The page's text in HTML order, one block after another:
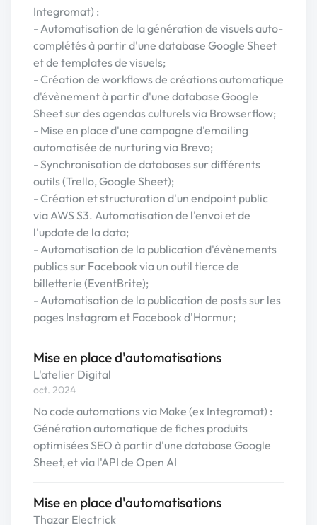
Integromat) :
- Automatisation de la génération de visuels auto-
complétés à partir d'une database Google Sheet
et de templates de visuels;
- Création de workflows de créations automatique
d'évènement à partir d'une database Google
Sheet sur des agendas culturels via Browserflow;
- Mise en place d'une campagne d'emailing
automatisée de nurturing via Brevo;
- Synchronisation de databases sur différents
outils (Trello, Google Sheet);
- Création et structuration d'un endpoint public
via AWS S3. Automatisation de l'envoi et de
l'update de la data;
- Automatisation de la publication d'évènements
publics sur Facebook via un outil tierce de
billetterie (EventBrite);
- Automatisation de la publication de posts sur les
pages Instagram et Facebook d'Hormur;
Mise en place d'automatisations
L'atelier Digital
oct. 2024
No code automations via Make (ex Integromat) :
Génération automatique de fiches produits
optimisées SEO à partir d'une database Google
Sheet, et via l'API de Open AI
Mise en place d'automatisations
Thazar Electrick